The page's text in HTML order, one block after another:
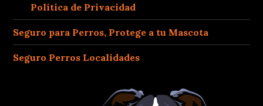
Política de Privacidad
Seguro para Perros, Protege a tu Mascota
Seguro Perros Localidades